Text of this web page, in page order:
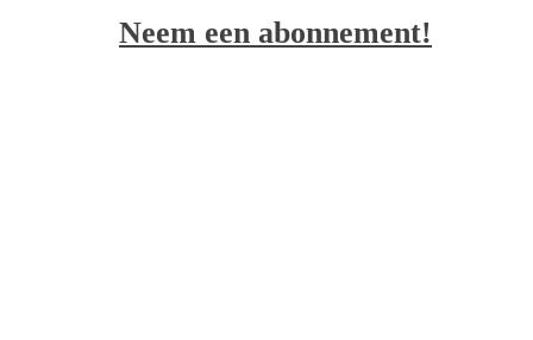
Neem een abonnement!